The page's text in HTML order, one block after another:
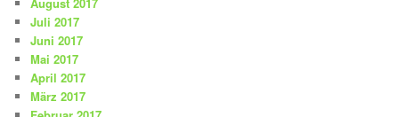
Juli 2017
Juni 2017
Mai 2017
April 2017
März 2017